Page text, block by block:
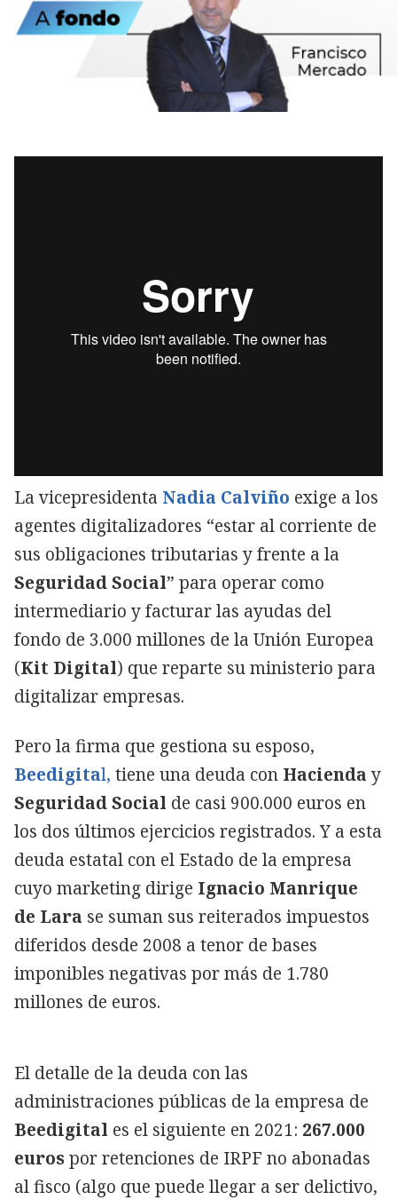
La vicepresidenta Nadia Calviño exige a los
agentes digitalizadores “estar al corriente de
sus obligaciones tributarias y frente a la
Seguridad Social” para operar como
intermediario y facturar las ayudas del
fondo de 3.000 millones de la Unión Europea
(Kit Digital) que reparte su ministerio para
digitalizar empresas.
Pero la firma que gestiona su esposo,
Beedigital, tiene una deuda con Hacienda y
Seguridad Social de casi 900.000 euros en
los dos últimos ejercicios registrados. Y a esta
deuda estatal con el Estado de la empresa
cuyo marketing dirige Ignacio Manrique
de Lara se suman sus reiterados impuestos
diferidos desde 2008 a tenor de bases
imponibles negativas por más de 1.780
millones de euros.
El detalle de la deuda con las
administraciones públicas de la empresa de
Beedigital es el siguiente en 2021: 267.000
eurospor retenciones de IRPF no abonadas
al fisco (algo que puede llegar a ser delictivo,